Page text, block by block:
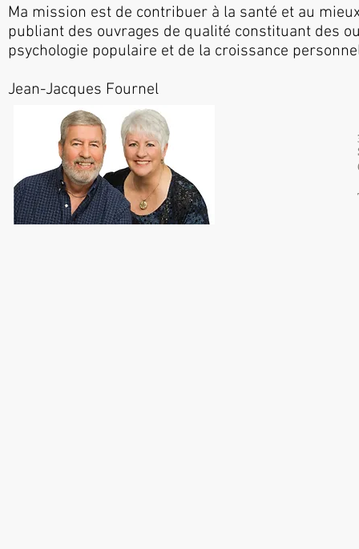
Ma mission est de contribuer à la santé et au
publiant des ouvrages de qualité constituant des
psychologie populaire et de la croissance
Jean-Jacques Fournel